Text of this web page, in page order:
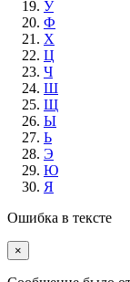
У
Ф
Х
Ц
Ч
Ш
Щ
Ы
Ь
Э
Ю
Я
Ошибка в тексте
×